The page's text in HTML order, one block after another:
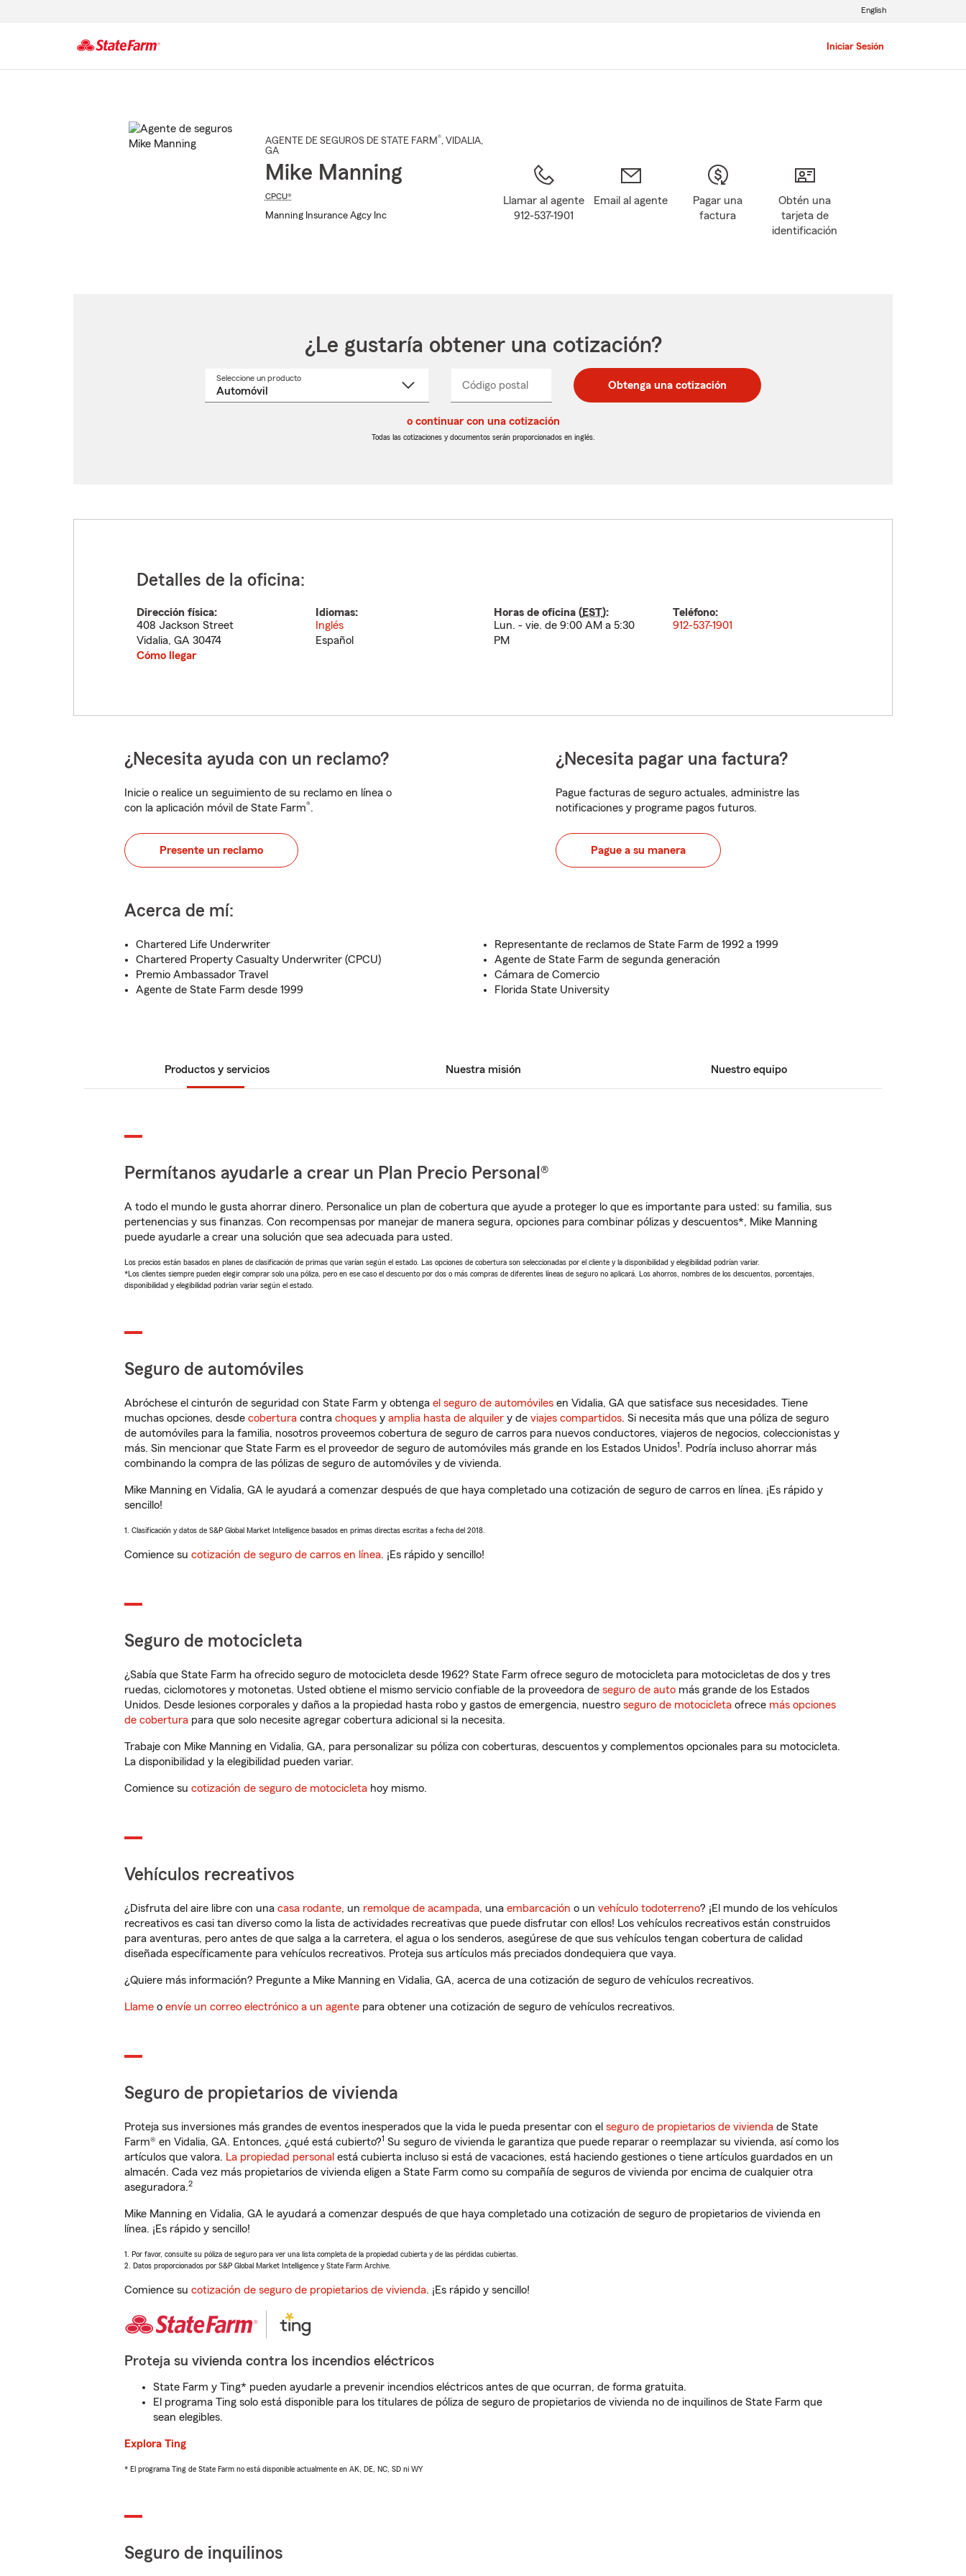
Iniciar Sesión
English
AGENTE DE SEGUROS DE STATE FARM®, VIDALIA,
GA
Mike Manning
CPCU®
Manning Insurance Agcy Inc
Llamar al agente
912-537-1901
Email al agente
Pagar una
factura
Obtén una
tarjeta de
identificación
¿Le gustaría obtener una cotización?
Seleccione un productoSeleccione
Código postal
postal
de
postal
de
_____ Obtenga una cotización
o continuar con una cotización
Todas las cotizaciones y documentos serán proporcionados en inglés.
Detalles de la oficina:
Dirección física:
408 Jackson Street
Vidalia, GA 30474
Cómo llegar
Idiomas:
Inglés
Español
Horas de oficina (EST):
Lun. - vie. de 9:00 AM a 5:30
PM
Teléfono:
912-537-1901
¿Necesita ayuda con un reclamo?
Inicie o realice un seguimiento de su reclamo en línea o
con la aplicación móvil de State Farm®.
Presente un reclamo
¿Necesita pagar una factura?
Pague facturas de seguro actuales, administre las
notificaciones y programe pagos futuros.
Pague a su manera
Acerca de mí:
Chartered Life Underwriter
Chartered Property Casualty Underwriter (CPCU)
Premio Ambassador Travel
Agente de State Farm desde 1999
Representante de reclamos de State Farm de 1992 a 1999
Agente de State Farm de segunda generación
Cámara de Comercio
Florida State University
Productos y servicios Nuestra misión Nuestro equipo
Permítanos ayudarle a crear un Plan Precio Personal®
A todo el mundo le gusta ahorrar dinero. Personalice un plan de cobertura que ayude a proteger lo que es importante para usted: su familia, sus
pertenencias y sus finanzas. Con recompensas por manejar de manera segura, opciones para combinar pólizas y descuentos*, Mike Manning
puede ayudarle a crear una solución que sea adecuada para usted.
Los precios están basados en planes de clasificación de primas que varían según el estado. Las opciones de cobertura son seleccionadas por el cliente y la disponibilidad y elegibilidad podrían variar.
*Los clientes siempre pueden elegir comprar solo una póliza, pero en ese caso el descuento por dos o más compras de diferentes líneas de seguro no aplicará. Los ahorros, nombres de los descuentos, porcentajes,
disponibilidad y elegibilidad podrían variar según el estado.
Seguro de automóviles
Abróchese el cinturón de seguridad con State Farm y obtenga el seguro de automóviles en Vidalia, GA que satisface sus necesidades. Tiene
muchas opciones, desde cobertura contra choques y amplia hasta de alquiler y de viajes compartidos. Si necesita más que una póliza de seguro
de automóviles para la familia, nosotros proveemos cobertura de seguro de carros para nuevos conductores, viajeros de negocios, coleccionistas y
más. Sin mencionar que State Farm es el proveedor de seguro de automóviles más grande en los Estados Unidos1. Podría incluso ahorrar más
combinando la compra de las pólizas de seguro de automóviles y de vivienda.
Mike Manning en Vidalia, GA le ayudará a comenzar después de que haya completado una cotización de seguro de carros en línea. ¡Es rápido y
sencillo!
1. Clasificación y datos de S&P Global Market Intelligence basados en primas directas escritas a fecha del 2018.
Comience su cotización de seguro de carros en línea. ¡Es rápido y sencillo!
Seguro de motocicleta
¿Sabía que State Farm ha ofrecido seguro de motocicleta desde 1962? State Farm ofrece seguro de motocicleta para motocicletas de dos y tres
ruedas, ciclomotores y motonetas. Usted obtiene el mismo servicio confiable de la proveedora de seguro de auto más grande de los Estados
Unidos. Desde lesiones corporales y daños a la propiedad hasta robo y gastos de emergencia, nuestro seguro de motocicleta ofrece más opciones
de cobertura para que solo necesite agregar cobertura adicional si la necesita.
Trabaje con Mike Manning en Vidalia, GA, para personalizar su póliza con coberturas, descuentos y complementos opcionales para su motocicleta.
La disponibilidad y la elegibilidad pueden variar.
Comience su cotización de seguro de motocicleta hoy mismo.
Vehículos recreativos
¿Disfruta del aire libre con una casa rodante, un remolque de acampada, una embarcación o un vehículo todoterreno? ¡El mundo de los vehículos
recreativos es casi tan diverso como la lista de actividades recreativas que puede disfrutar con ellos! Los vehículos recreativos están construidos
para aventuras, pero antes de que salga a la carretera, el agua o los senderos, asegúrese de que sus vehículos tengan cobertura de calidad
diseñada específicamente para vehículos recreativos. Proteja sus artículos más preciados dondequiera que vaya.
¿Quiere más información? Pregunte a Mike Manning en Vidalia, GA, acerca de una cotización de seguro de vehículos recreativos.
Llame o envíe un correo electrónico a un agente para obtener una cotización de seguro de vehículos recreativos.
Seguro de propietarios de vivienda
Proteja sus inversiones más grandes de eventos inesperados que la vida le pueda presentar con el seguro de propietarios de vivienda de State
Farm® en Vidalia, GA. Entonces, ¿qué está cubierto?1 Su seguro de vivienda le garantiza que puede reparar o reemplazar su vivienda, así como los
artículos que valora. La propiedad personal está cubierta incluso si está de vacaciones, está haciendo gestiones o tiene artículos guardados en un
almacén. Cada vez más propietarios de vivienda eligen a State Farm como su compañía de seguros de vivienda por encima de cualquier otra
aseguradora.2
Mike Manning en Vidalia, GA le ayudará a comenzar después de que haya completado una cotización de seguro de propietarios de vivienda en
línea. ¡Es rápido y sencillo!
1. Por favor, consulte su póliza de seguro para ver una lista completa de la propiedad cubierta y de las pérdidas cubiertas.
2. Datos proporcionados por S&P Global Market Intelligence y State Farm Archive.
Comience su cotización de seguro de propietarios de vivienda. ¡Es rápido y sencillo!
Proteja su vivienda contra los incendios eléctricos
State Farm y Ting* pueden ayudarle a prevenir incendios eléctricos antes de que ocurran, de forma gratuita.
El programa Ting solo está disponible para los titulares de póliza de seguro de propietarios de vivienda no de inquilinos de State Farm que
sean elegibles.
Explora Ting
* El programa Ting de State Farm no está disponible actualmente en AK, DE, NC, SD ni WY
Seguro de inquilinos